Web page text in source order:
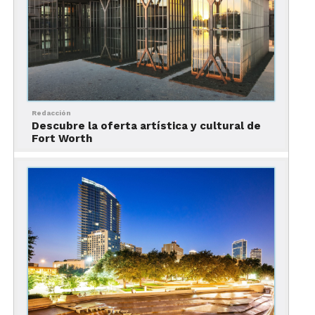
Las cervecerías artesanales son el complemento perfecto de la
gastronomía de Fort Worth.
Otra de las muchas razones para visitar Fort Worth,
ciudad han abierto sus puertas muchas excelentes
cervecerías, con un
y propuestas.
Para celebrar esta abundancia y que los visitantes
disfruten de la mejor experiencia posible, se creó
Fort Worth Ale Trail.
Esta ruta incluye locales de todo tipo, desde
Redacción
Descubre la oferta artística y cultural de
Fort Worth